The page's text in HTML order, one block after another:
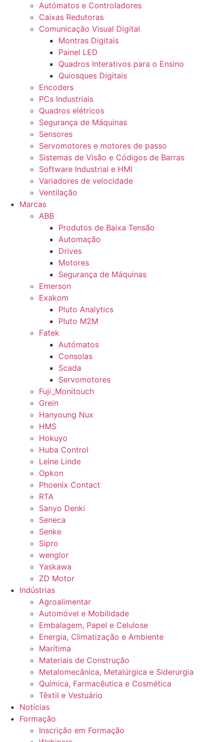
Autómatos e Controladores
Caixas Redutoras
Comunicação Visual Digital
Montras Digitais
Painel LED
Quadros Interativos para o Ensino
Quiosques Digitais
Encoders
PCs Industriais
Quadros elétricos
Segurança de Máquinas
Sensores
Servomotores e motores de passo
Sistemas de Visão e Códigos de Barras
Software Industrial e HMI
Variadores de velocidade
Ventilação
Marcas
ABB
Produtos de Baixa Tensão
Automação
Drives
Motores
Segurança de Máquinas
Emerson
Exakom
Pluto Analytics
Pluto M2M
Fatek
Autómatos
Consolas
Scada
Servomotores
Fuji_Monitouch
Grein
Hanyoung Nux
HMS
Hokuyo
Huba Control
Leine Linde
Opkon
Phoenix Contact
RTA
Sanyo Denki
Seneca
Senke
Sipro
wenglor
Yaskawa
ZD Motor
Indústrias
Agroalimentar
Automóvel e Mobilidade
Embalagem, Papel e Celulose
Energia, Climatização e Ambiente
Marítima
Materiais de Construção
Metalomecânica, Metalúrgica e Siderurgia
Química, Farmacêutica e Cosmética
Têxtil e Vestuário
Notícias
Formação
Inscrição em Formação